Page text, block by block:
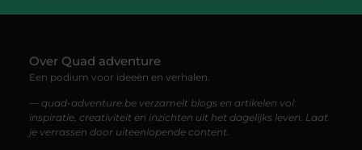
Over Quad adventure
Een podium voor ideeën en verhalen.
— quad-adventure.be verzamelt blogs en artikelen vol
inspiratie, creativiteit en inzichten uit het dagelijks leven. Laat
je verrassen door uiteenlopende content.